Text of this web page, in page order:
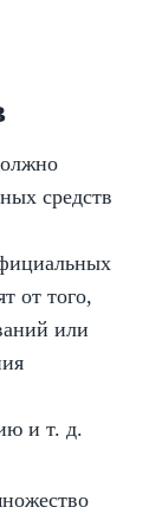
средств
от того,
или
и т. д.